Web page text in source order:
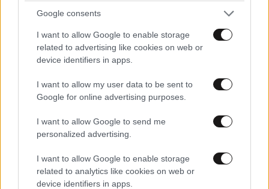
Google consents
I want to allow Google to enable storage
related to advertising like cookies on web or
device identifiers in apps.
I want to allow my user data to be sent to
Google for online advertising purposes.
I want to allow Google to send me
personalized advertising.
I want to allow Google to enable storage
related to analytics like cookies on web or
device identifiers in apps.
ΕΛΛΑΔΑ06·08·2026 21:47
Τραγωδία στα Μάλια: «Ο πανικός τη σκότωσε»
– Τι λένε μάρτυρες για τη 42χρονη Ολλανδή